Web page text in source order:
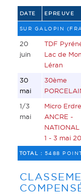
DATE EPREUVE
SUR GALOPIN
20
juin
TDF
Lac de
Léran
30
mai
30ème
1/3
mai
Micro Erdre
ANCRE -
NATIONAL
1 - 3 mai
TOTAL : 5488